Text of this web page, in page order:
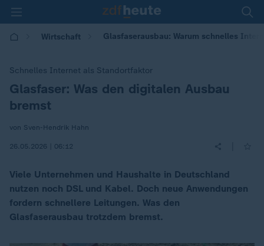
Wirtschaft Glasfaserausbau: Warum schnelles
Schnelles Internet als Standortfaktor
:
Glasfaser: Was den digitalen Ausbau
bremst
von Sven-Hendrik Hahn
26.05.2026 | 06:12
Viele Unternehmen und Haushalte in Deutschland
nutzen noch DSL und Kabel. Doch neue Anwendungen
fordern schnellere Leitungen. Was den
Glasfaserausbau trotzdem bremst.